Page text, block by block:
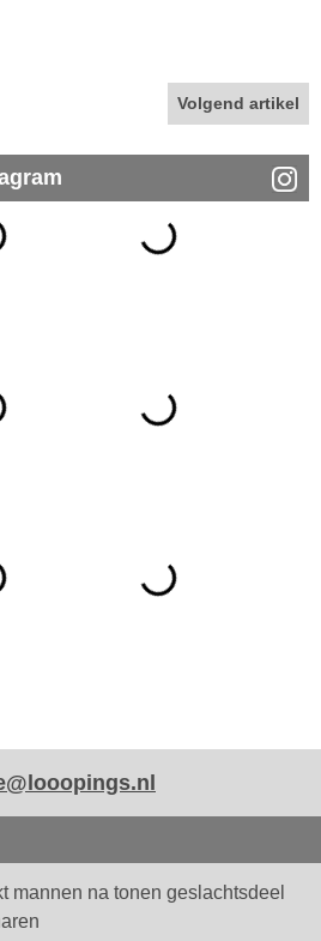
Volgend artikel
mannen na tonen geslachtsdeel